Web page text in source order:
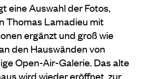
eine Auswahl der Fotos,
Thomas Lamadieu mit
ergänzt und groß wie
den Hauswänden von
Open-Air-Galerie. Das alte
wird wieder eröffnet, zur